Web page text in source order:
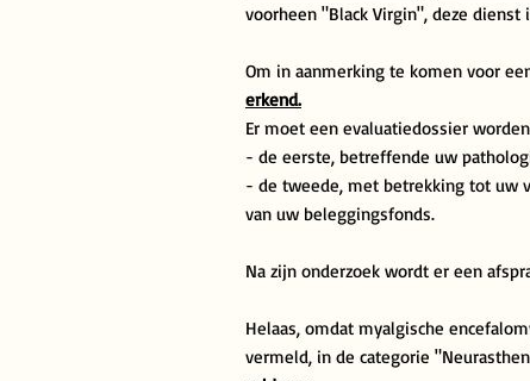
voorheen "Black Virgin", deze dienst
Om in aanmerking te komen voor
erkend.
Er moet een evaluatiedossier
- de eerste, betreffende uw
- de tweede, met betrekking tot uw
van uw beleggingsfonds.
Na zijn onderzoek wordt er een
Helaas, omdat myalgische
vermeld, in de categorie